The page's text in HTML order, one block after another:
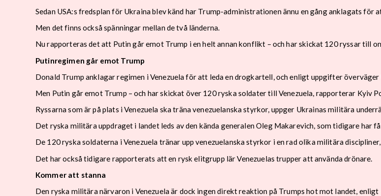
Sedan USA:s fredsplan för Ukraina blev känd har Trump-administrationen ännu en gång anklagats för
Men det finns också spänningar mellan de två länderna.
Nu rapporteras det att Putin går emot Trump i en helt annan konflikt – och har skickat 120 ryssar till
Putinregimen går emot Trump
Donald Trump anklagar regimen i Venezuela för att leda en drogkartell, och enligt uppgifter
Men Putin går emot Trump – och har skickat över 120 ryska soldater till Venezuela, rapporterar Kyiv
Ryssarna som är på plats i Venezuela ska träna venezuelanska styrkor, uppger Ukrainas militära
Det ryska militära uppdraget i landet leds av den kända generalen Oleg Makarevich, som tidigare
De 120 ryska soldaterna i Venezuela tränar upp venezuelanska styrkor i en rad olika militära
Det har också tidigare rapporterats att en rysk elitgrupp lär Venezuelas trupper att använda drönare.
Kommer att stanna
Den ryska militära närvaron i Venezuela är dock ingen direkt reaktion på Trumps hot mot landet,